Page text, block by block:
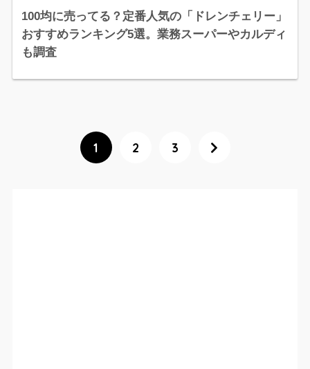
100均に売ってる？定番人気の「ドレンチェリー」
おすすめランキング5選。業務スーパーやカルディ
も調査
1 2 3